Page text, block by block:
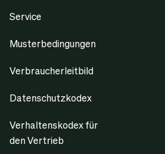
Service
Musterbedingungen
Verbraucherleitbild
Datenschutzkodex
Verhaltenskodex für
den Vertrieb